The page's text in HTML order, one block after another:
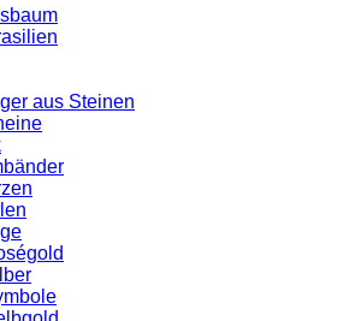
aus Steinen